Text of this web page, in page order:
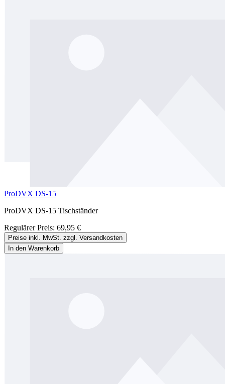
ProDVX DS-15
ProDVX DS-15 Tischständer
Regulärer Preis: 69,95 €
Preise inkl. MwSt. zzgl. Versandkosten
In den Warenkorb